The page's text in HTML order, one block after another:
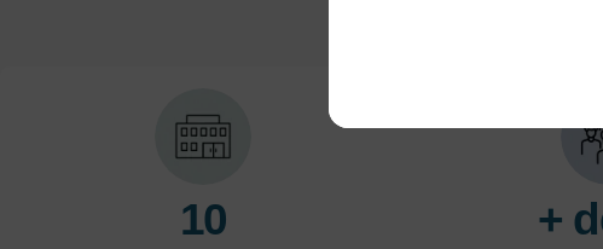
10 +